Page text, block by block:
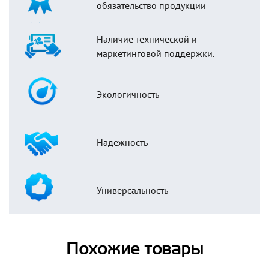
обязательство продукции
Наличие технической и
маркетинговой поддержки.
Экологичность
Надежность
Универсальность
Похожие товары